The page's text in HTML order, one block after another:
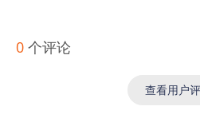
0 个评论
查看用户